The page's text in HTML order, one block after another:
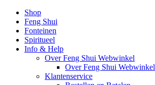
Shop
Feng Shui
Fonteinen
Spiritueel
Info & Help
Over Feng Shui Webwinkel
Over Feng Shui Webwinkel
Klantenservice